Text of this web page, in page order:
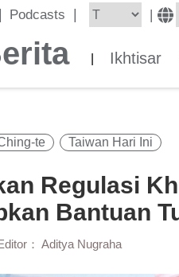
Podcasts |
Ikhtisar
te Taiwan Hari Ini
Regulasi
Bantuan
： Aditya Nugraha